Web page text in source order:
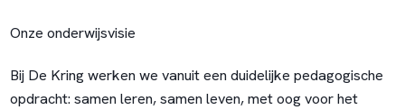
Onze onderwijsvisie
Bij De Kring werken we vanuit een duidelijke pedagogische
opdracht: samen leren, samen leven, met oog voor het